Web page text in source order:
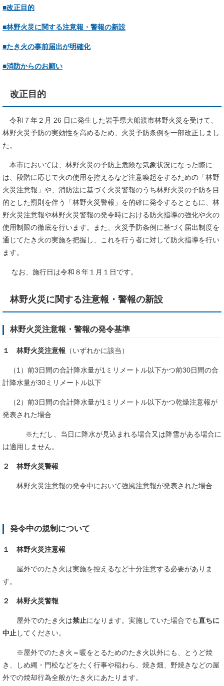
■改正目的
■林野火災に関する注意報・警報の新設
■たき火の事前届出が明確化
■消防からのお願い
改正目的
令和７年２月 26 日に発生した岩手県大船渡市林野火災を受けて、
林野火災予防の実効性を高めるため、火災予防条例を一部改正しまし
た。
本市においては、林野火災の予防上危険な気象状況になった際に
は、段階に応じて火の使用を控えるなど注意喚起をするための「林野
火災注意報」や、消防法に基づく火災警報のうち林野火災の予防を目
的とした罰則を伴う「林野火災警報」を的確に発令するとともに、林
野火災注意報や林野火災警報の発令時における防火指導の強化や火の
使用制限の徹底を行います。また、火災予防条例に基づく届出制度を
通じてたき火の実施を把握し、これを行う者に対して防火指導を行い
ます。
なお、施行日は令和８年１月１日です。
林野火災に関する注意報・警報の新設
林野火災注意報・警報の発令基準
１ 林野火災注意報 （いずれかに該当）
（1）前3日間の合計降水量が1ミリメートル以下かつ前30日間の合
計降水量が30ミリメートル以下
（2）前3日間の合計降水量が1ミリメートル以下かつ乾燥注意報が
発表された場合
※ただし、当日に降水が見込まれる場合又は降雪がある場合に
は適用しません。
２ 林野火災警報
林野火災注意報の発令中において強風注意報が発表された場合
発令中の規制について
１ 林野火災注意報
屋外でのたき火は実施を控えるなど十分注意する必要がありま
す。
２ 林野火災警報
屋外でのたき火は禁止になります。実施していた場合でも直ちに
中止 してください。
※屋外でのたき火＝暖をとるためのたき火以外にも、とうど焼
き、しめ縄・門松などをたく行事や稲わら、焼き畑、野焼きなどの屋
外での焼却行為全般がたき火にあたります。